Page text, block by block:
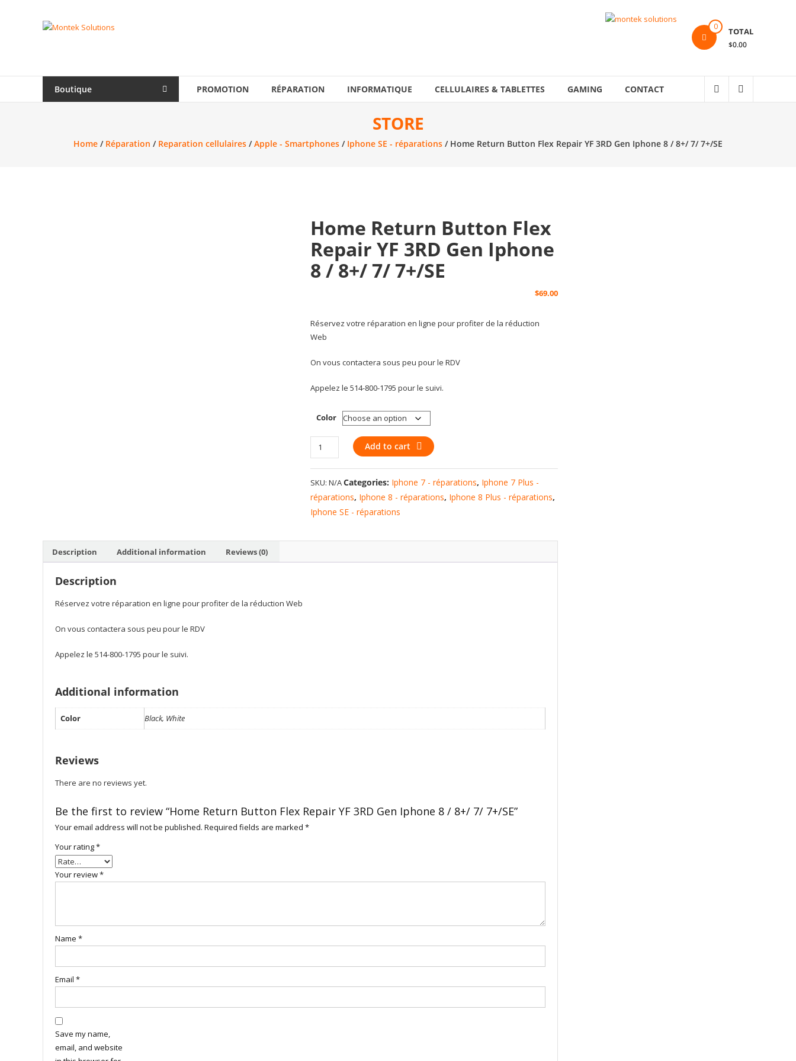
Montek
vente
cellulaire
0 TOTAL
$0.00
Boutique PROMOTION RÉPARATION INFORMATIQUE CELLULAIRES & TABLETTES GAMING CONTACT
STORE
Home / Réparation / Reparation cellulaires /Apple - Smartphones / Iphone SE - réparations / Home Return Button Flex Repair YF 3RD Gen Iphone 8 / 8+/ 7/ 7+/SE
Home Return Button Flex
Repair YF 3RD Gen Iphone
8 / 8+/ 7/ 7+/SE
$69.00
Réservez votre réparation en ligne pour profiter de la réduction
Web
On vous contactera sous peu pour le RDV
Appelez le 514-800-1795 pour le suivi.
Color
Home
Return
Button
Flex
Repair
YF
8
Add to cart
SKU:N/ACategories: Iphone 7 - réparations, Iphone 7 Plus -
réparations, Iphone 8 - réparations, Iphone 8 Plus - réparations,
Iphone SE - réparations
Description Additional information Reviews (0)
Description
Réservez votre réparation en ligne pour profiter de la réduction Web
On vous contactera sous peu pour le RDV
Appelez le 514-800-1795 pour le suivi.
Additional information
Color Black, White
Reviews
There are no reviews yet.
Be the first to review “Home Return Button Flex Repair YF 3RD Gen Iphone 8 / 8+/ 7/ 7+/SE”
Your email address will not be published. Required fields are marked *
Your rating*
Your review*
Name *
Email *
Save my name,
email, and website